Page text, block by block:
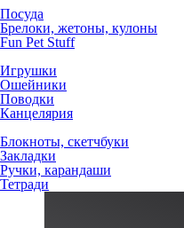
Посуда
Брелоки, жетоны, кулоны
Fun Pet Stuff
Игрушки
Ошейники
Поводки
Канцелярия
Блокноты, скетчбуки
Закладки
Ручки, карандаши
Тетради